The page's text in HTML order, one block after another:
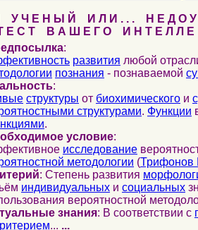
У Ч Е Н Ы Й И Л И . . . Н Е Д О У
Е С Т В А Ш Е Г О И Н Т Е Л Л Е
:
развития любой
познания - познаваемой
:
структуры от биохимического и
структурами. Функции
.
условие:
исследование
методологии (Трифонов
: Степень развития
индивидуальных и социальных
вероятностной
знания: В соответствии с
... ...